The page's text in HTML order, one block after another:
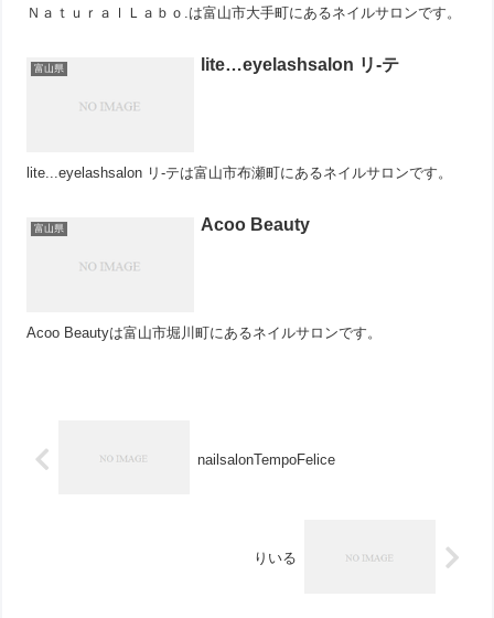
ＮａｔｕｒａｌＬａｂｏ.は富山市大手町にあるネイルサロンです。
富山県 lite…eyelashsalon リ-テ
lite...eyelashsalon リ-テは富山市布瀬町にあるネイルサロンです。
富山県 Acoo Beauty
Acoo Beautyは富山市堀川町にあるネイルサロンです。
nailsalonTempoFelice
りいる